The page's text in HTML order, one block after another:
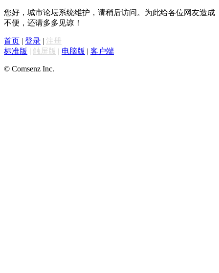
您好，城市论坛系统维护，请稍后访问。为此给各位网友造成
不便，还请多多见谅！
首页 | 登录 | 注册
标准版 | 触屏版 | 电脑版 | 客户端
© Comsenz Inc.